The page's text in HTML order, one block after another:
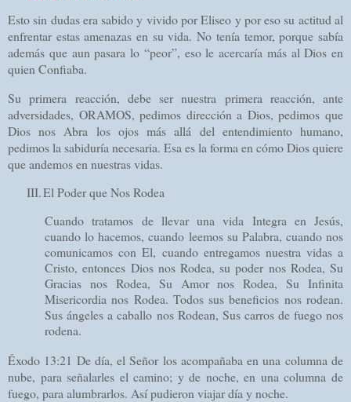
Esto sin dudas era sabido y vivido por Eliseo y por eso su actitud al
enfrentar estas amenazas en su vida. No tenía temor, porque sabía
además que aun pasara lo “peor”, eso le acercaría más al Dios en
quien Confiaba.
Su primera reacción, debe ser nuestra primera reacción, ante
adversidades, ORAMOS, pedimos dirección a Dios, pedimos que
Dios nos Abra los ojos más allá del entendimiento humano,
pedimos la sabiduría necesaria. Esa es la forma en cómo Dios quiere
que andemos en nuestras vidas.
III.El Poder que Nos Rodea
Cuando tratamos de llevar una vida Integra en Jesús,
cuando lo hacemos, cuando leemos su Palabra, cuando nos
comunicamos con El, cuando entregamos nuestra vidas a
Cristo, entonces Dios nos Rodea, su poder nos Rodea, Su
Gracias nos Rodea, Su Amor nos Rodea, Su Infinita
Misericordia nos Rodea. Todos sus beneficios nos rodean.
Sus ángeles a caballo nos Rodean, Sus carros de fuego nos
rodena.
Éxodo 13:21 De día, el Señor los acompañaba en una columna de
nube, para señalarles el camino; y de noche, en una columna de
fuego, para alumbrarlos. Así pudieron viajar día y noche.